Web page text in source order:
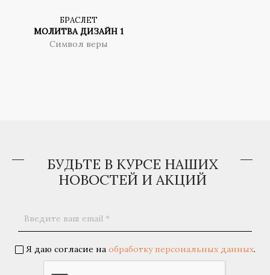
БРАСЛЕТ
МОЛИТВА ДИЗАЙН 1
Символ веры
БУДЬТЕ В КУРСЕ НАШИХ
НОВОСТЕЙ И АКЦИЙ
Я даю согласие на обработку персональных данных.